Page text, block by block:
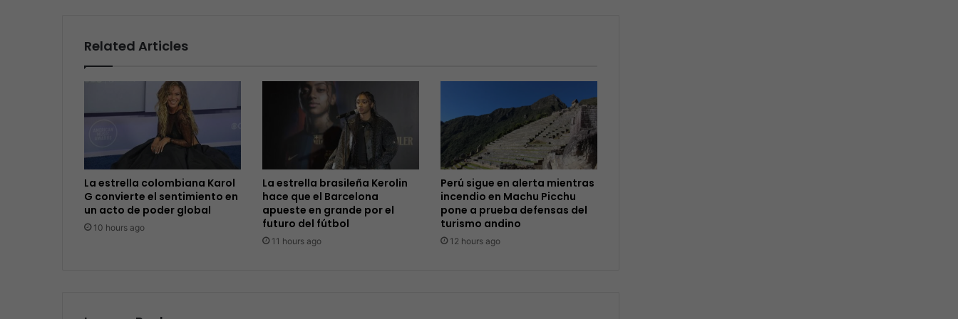
Related Articles
La estrella colombiana Karol
G convierte el sentimiento en
un acto de poder global
10 hours ago
La estrella brasileña Kerolin
hace que el Barcelona
apueste en grande por el
futuro del fútbol
11 hours ago
Perú sigue en alerta mientras
incendio en Machu Picchu
pone a prueba defensas del
turismo andino
12 hours ago